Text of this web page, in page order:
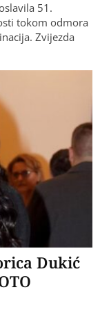
51.
tokom odmora
Zvijezda
Dukić